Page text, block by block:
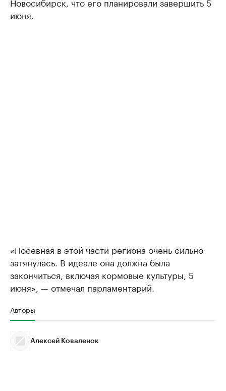
июня.
«Посевная в этой части региона очень сильно
затянулась. В идеале она должна была
закончиться, включая кормовые культуры, 5
июня», — отмечал парламентарий.
Авторы
Алексей Коваленок